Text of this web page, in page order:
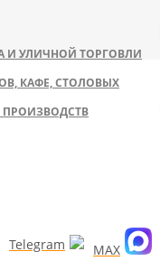
И УЛИЧНОЙ ТОРГОВЛИ
КАФЕ, СТОЛОВЫХ
Telegram MAX